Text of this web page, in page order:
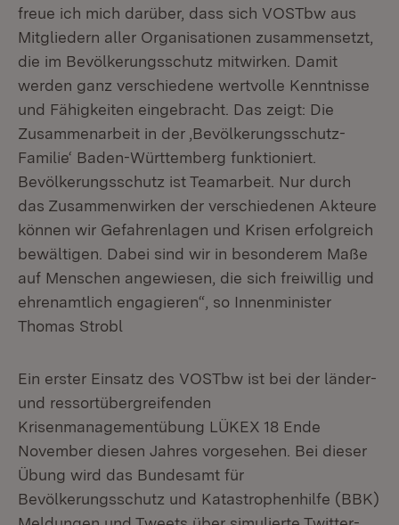
freue ich mich darüber, dass sich VOSTbw aus
Mitgliedern aller Organisationen zusammensetzt,
die im Bevölkerungsschutz mitwirken. Damit
werden ganz verschiedene wertvolle Kenntnisse
und Fähigkeiten eingebracht. Das zeigt: Die
Zusammenarbeit in der ‚Bevölkerungsschutz-
Familie‘ Baden-Württemberg funktioniert.
Bevölkerungsschutz ist Teamarbeit. Nur durch
das Zusammenwirken der verschiedenen Akteure
können wir Gefahrenlagen und Krisen erfolgreich
bewältigen. Dabei sind wir in besonderem Maße
auf Menschen angewiesen, die sich freiwillig und
ehrenamtlich engagieren“, so Innenminister
Thomas Strobl
Ein erster Einsatz des VOSTbw ist bei der länder-
und ressortübergreifenden
Krisenmanagementübung LÜKEX 18 Ende
November diesen Jahres vorgesehen. Bei dieser
Übung wird das Bundesamt für
Bevölkerungsschutz und Katastrophenhilfe (BBK)